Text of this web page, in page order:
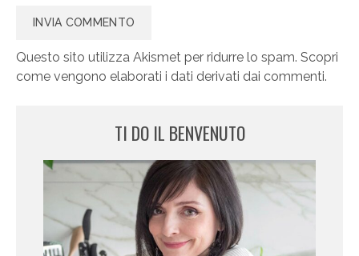
Questo sito utilizza Akismet per ridurre lo spam. Scopri
come vengono elaborati i dati derivati dai commenti.
TI DO IL BENVENUTO